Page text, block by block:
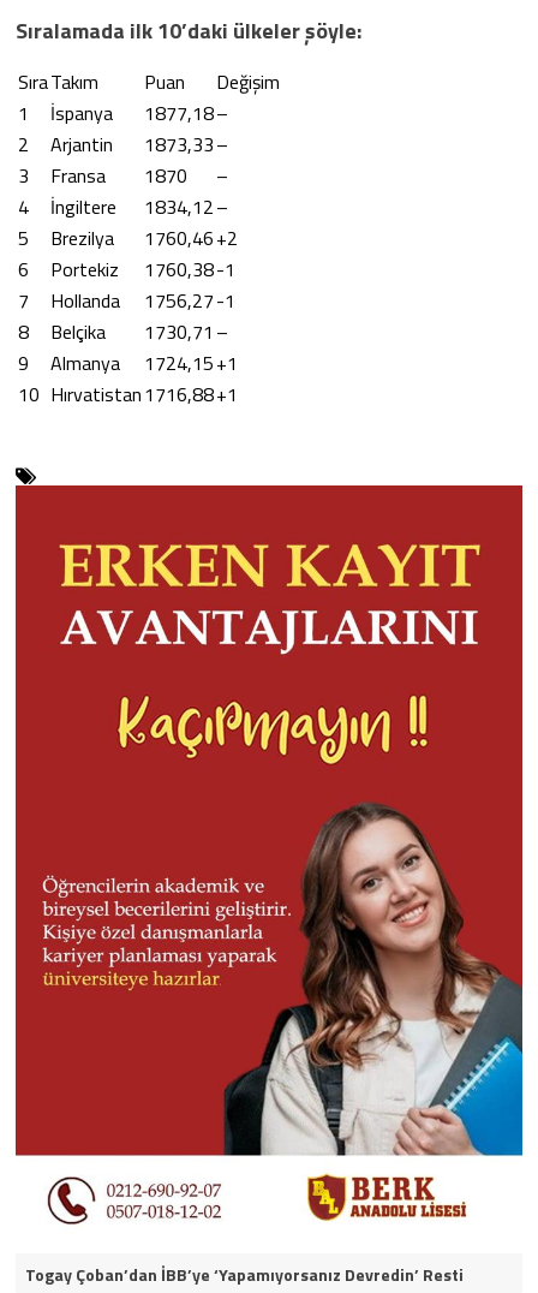
Sıralamada ilk 10’daki ülkeler şöyle:
SıraTakım Puan
Değişim
1
İspanya 1877,18–
2
Arjantin 1873,33–
3
Fransa 1870
–
4
İngiltere 1834,12–
5
Brezilya 1760,46+2
6
Portekiz 1760,38-1
7
Hollanda 1756,27-1
8
Belçika 1730,71 –
9
Almanya 1724,15+1
10 Hırvatistan1716,88+1
Togay Çoban’dan İBB’ye ‘Yapamıyorsanız Devredin’ Resti